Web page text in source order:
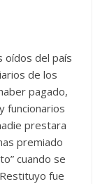
p
e
gr
a
m
a
g
e
oídos del país
de los
pagado,
funcionarios
prestara
premiado
cuando se
fue